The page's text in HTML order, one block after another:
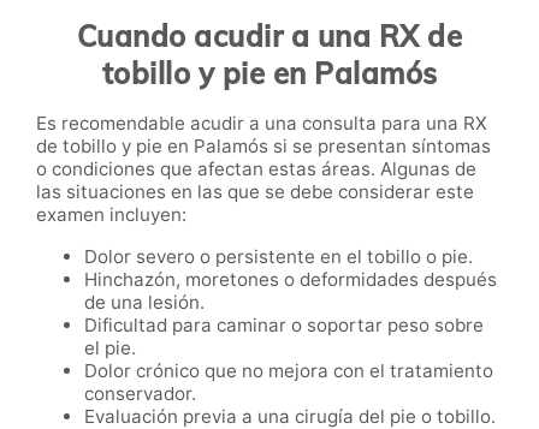
Cuando acudir a una RX de
tobillo y pie en Palamós
Es recomendable acudir a una consulta para una RX
de tobillo y pie en Palamós si se presentan síntomas
o condiciones que afectan estas áreas. Algunas de
las situaciones en las que se debe considerar este
examen incluyen:
Dolor severo o persistente en el tobillo o pie.
Hinchazón, moretones o deformidades después
de una lesión.
Dificultad para caminar o soportar peso sobre
el pie.
Dolor crónico que no mejora con el tratamiento
conservador.
Evaluación previa a una cirugía del pie o tobillo.